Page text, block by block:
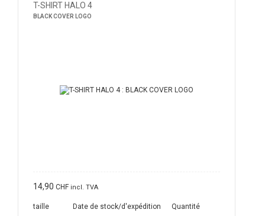
T-SHIRT HALO 4
BLACK COVER LOGO
14,90 CHF incl. TVA
taille Date de stock/d'expédition Quantité